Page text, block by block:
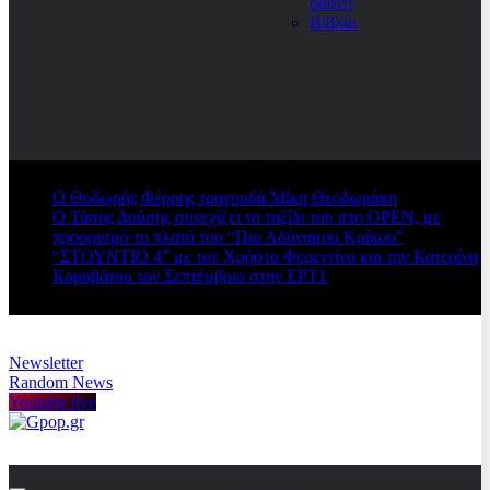
Βιβλία
Ο Θοδωρής Φέρρης τραγουδά Μίκη Θεοδωράκη
Ο Τάσος Δούσης συνεχίζει το ταξίδι του στο OPEN, με
προορισμό το πλατό του “Πιο Αδύναμου Κρίκου”
“ΣΤΟΥΝΤΙΟ 4” με τον Χρήστο Φερεντίνο και την Κατερίνα
Καραβάτου τον Σεπτέμβριο στην ΕΡΤ1
Newsletter
Random News
Youtube live